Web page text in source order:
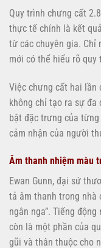
Quy trình chưng cất
thực tế chính là kết
từ các chuyên gia. Chỉ
mới có thể hiểu rõ quy
Việc chưng cất hai lần
không chỉ tạo ra sự đa
bật đặc trưng của
cảm nhận của người
Âm thanh nhiệm màu
Ewan Gunn, đại sứ
tả âm thanh trong nhà
ngân nga”. Tiếng
còn là một phần của
gũi và thân thuộc cho